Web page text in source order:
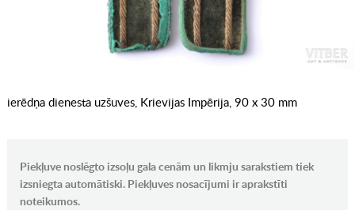
ierēdņa dienesta uzšuves, Krievijas Impērija, 90 x 30 mm
Piekļuve noslēgto izsoļu gala cenām un likmju sarakstiem tiek
izsniegta automātiski. Piekļuves nosacījumi ir aprakstīti
noteikumos.